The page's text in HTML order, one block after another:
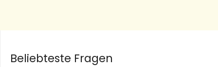
Beliebteste Fragen